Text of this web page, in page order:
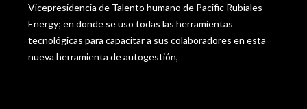
Vicepresidencia de Talento humano de Pacific Rubiales
Energy; en donde se uso todas las herramientas
tecnológicas para capacitar a sus colaboradores en esta
nueva herramienta de autogestión,